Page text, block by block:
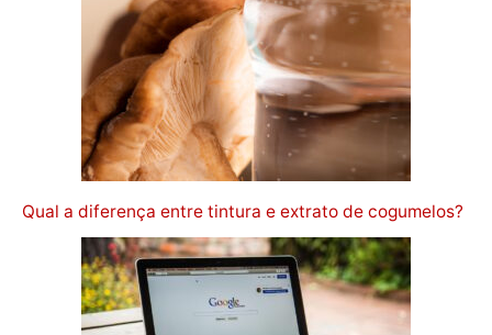
Qual a diferença entre tintura e extrato de cogumelos?